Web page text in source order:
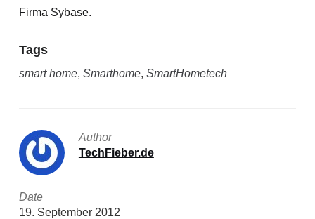
Firma Sybase.
Tags
smart home, Smarthome, SmartHometech
Author
TechFieber.de
Date
19. September 2012